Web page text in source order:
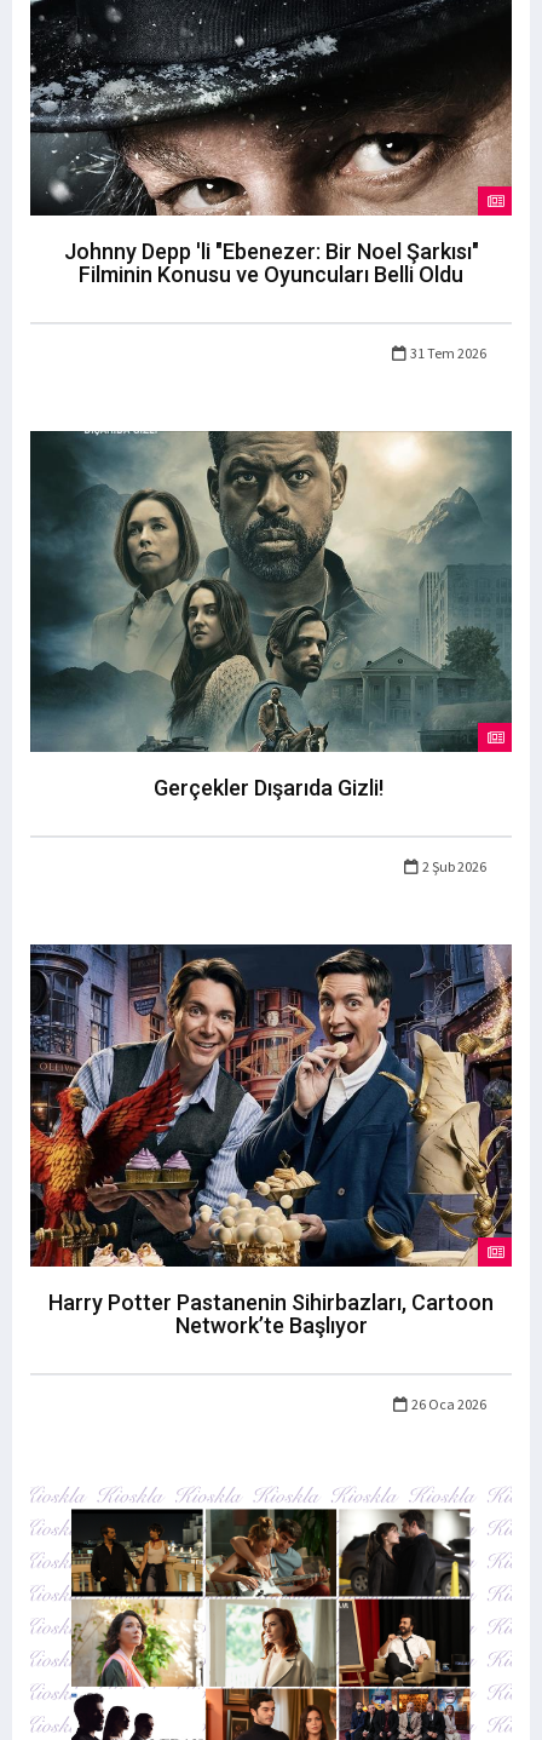
Johnny Depp 'li "Ebenezer: Bir Noel Şarkısı"
Filminin Konusu ve Oyuncuları Belli Oldu
31 Tem 2026
Gerçekler Dışarıda Gizli!
2 Şub 2026
Harry Potter Pastanenin Sihirbazları, Cartoon
Network’te Başlıyor
26 Oca 2026